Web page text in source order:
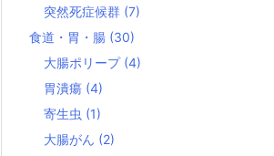
突然死症候群 (7)
食道・胃・腸 (30)
大腸ポリープ (4)
胃潰瘍 (4)
寄生虫 (1)
大腸がん (2)